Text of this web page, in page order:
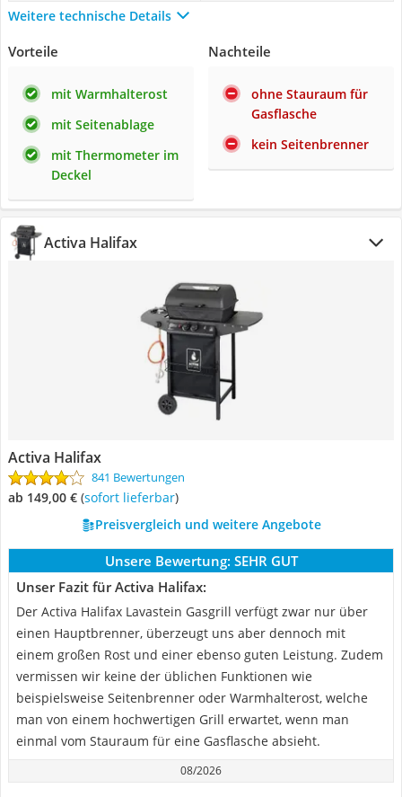
Weitere technische Details
Vorteile
mit Warmhalterost
mit Seitenablage
mit Thermometer im
Deckel
Nachteile
ohne Stauraum für
Gasflasche
kein Seitenbrenner
Activa Halifax
Activa Halifax
841 Bewertungen
ab 149,00 € ( Sofort lieferbar)
Preisvergleich und weitere Angebote
Unsere Bewertung: SEHR GUT
Unser Fazit für Activa Halifax:
Der Activa Halifax Lavastein Gasgrill verfügt zwar nur über
einen Hauptbrenner, überzeugt uns aber dennoch mit
einem großen Rost und einer ebenso guten Leistung. Zudem
vermissen wir keine der üblichen Funktionen wie
beispielsweise Seitenbrenner oder Warmhalterost, welche
man von einem hochwertigen Grill erwartet, wenn man
einmal vom Stauraum für eine Gasflasche absieht.
08/2026